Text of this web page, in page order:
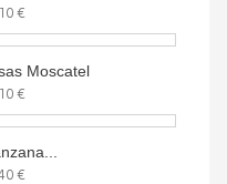
€
Moscatel
€
€